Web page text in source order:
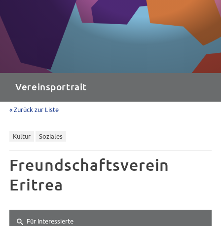
Vereinsportrait
« Zurück zur Liste
Kultur Soziales
Freundschaftsverein
Eritrea
Für Interessierte